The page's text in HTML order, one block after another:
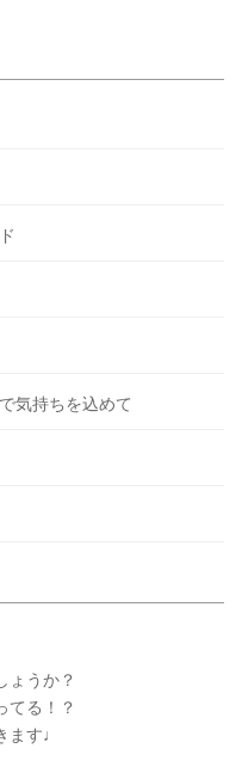
読む
気持ちを込めて
ょうか？
てる！？
ます♩